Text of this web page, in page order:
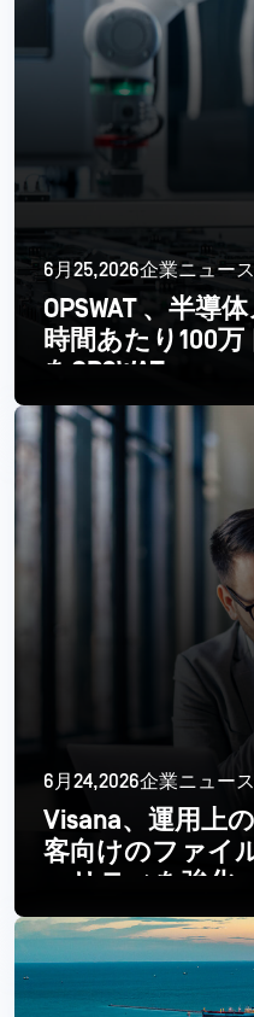
6月25,2026企業ニュース
OPSWAT 、半導
時間あたり100
をOPSWAT
続きを読む
6月24,2026企業ニュース
Visana、運用上
客向けのファイ
ュリティを強化
続きを読む